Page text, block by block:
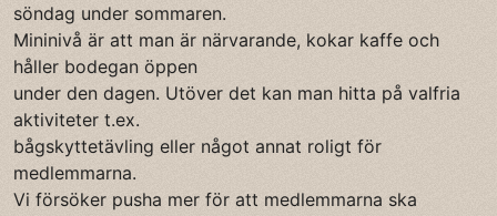
söndag under sommaren.
Mininivå är att man är närvarande, kokar kaffe och
håller bodegan öppen
under den dagen. Utöver det kan man hitta på valfria
aktiviteter t.ex.
bågskyttetävling eller något annat roligt för
medlemmarna.
Vi försöker pusha mer för att medlemmarna ska